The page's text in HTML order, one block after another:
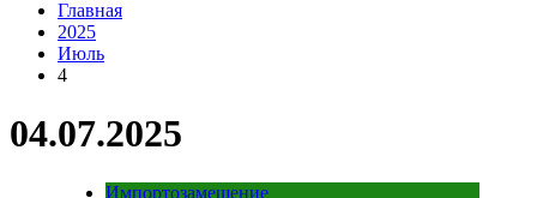
Главная
2025
Июль
4
04.07.2025
Импортозамещение